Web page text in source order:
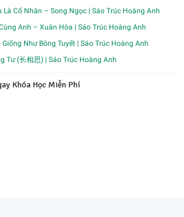
Là Cố Nhân – Song Ngọc | Sáo Trúc Hoàng Anh
Anh – Xuân Hòa | Sáo Trúc Hoàng Anh
Như Bông Tuyết | Sáo Trúc Hoàng Anh
Tư (长相思) | Sáo Trúc Hoàng Anh
Khóa Học Miễn Phí